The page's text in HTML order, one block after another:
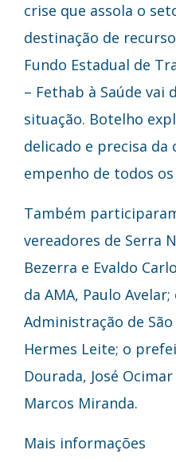
crise que assola o
destinação de
Fundo Estadual de
– Fethab à Saúde vai
situação. Botelho
delicado e precisa da
empenho de todos
Também
vereadores de Serra
Bezerra e Evaldo
da AMA, Paulo
Administração de
Hermes Leite; o
Dourada, José
Marcos Miranda.
Mais informações